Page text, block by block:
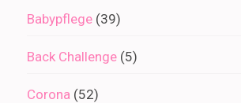
Babypflege (39)
Back Challenge (5)
Corona (52)